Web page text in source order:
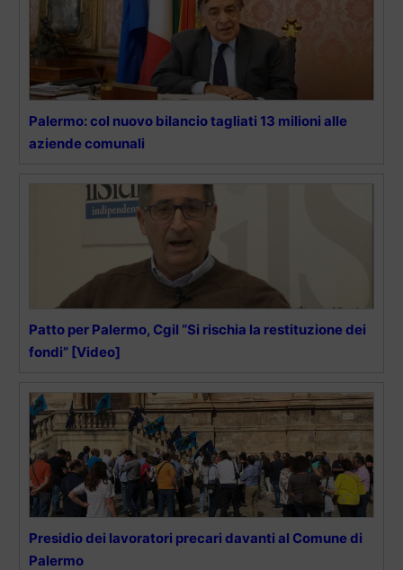
Palermo: col nuovo bilancio tagliati 13 milioni alle
aziende comunali
Patto per Palermo, Cgil “Si rischia la restituzione dei
fondi” [Video]
Presidio dei lavoratori precari davanti al Comune di
Palermo